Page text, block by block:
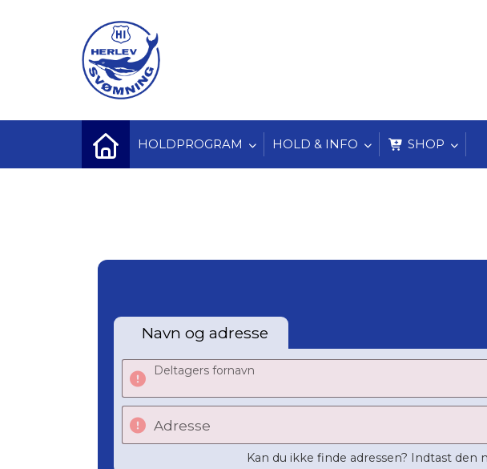
HOLDPROGRAM HOLD & INFO SHOP
Navn og adresse
Deltagers fornavn
Adresse
Kan du ikke finde adressen? Indtast den